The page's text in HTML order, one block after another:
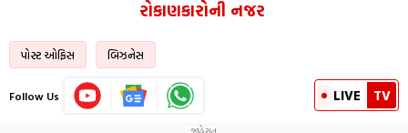
રોકાણકારોની નજર
પોસ્ટ ઓફિસ બિઝનેસ
Follow Us LIVE TV